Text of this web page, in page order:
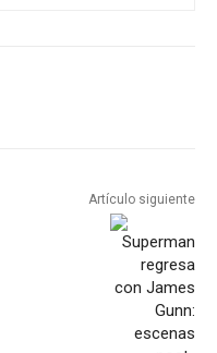
Artículo siguiente